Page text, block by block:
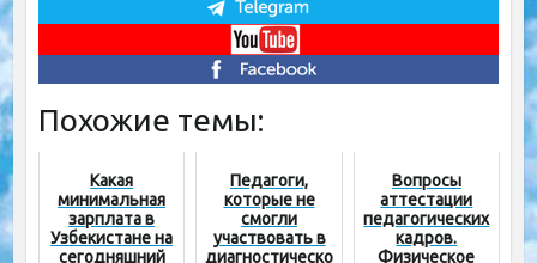
Похожие темы:
Какая
минимальная
зарплата в
Узбекистане на
сегодняшний
Педагоги,
которые не
смогли
участвовать в
диагностическо
Вопросы
аттестации
педагогических
кадров.
Физическое